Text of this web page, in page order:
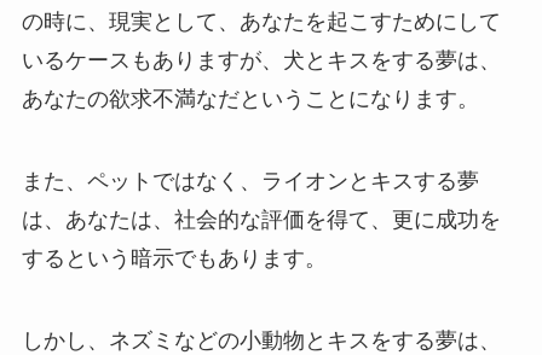
の時に、現実として、あなたを起こすためにして
いるケースもありますが、犬とキスをする夢は、
あなたの欲求不満なだということになります。
また、ペットではなく、ライオンとキスする夢
は、あなたは、社会的な評価を得て、更に成功を
するという暗示でもあります。
しかし、ネズミなどの小動物とキスをする夢は、